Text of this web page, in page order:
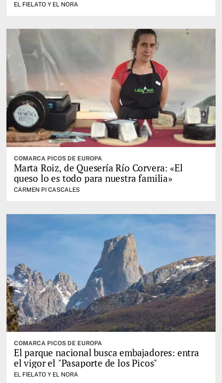
EL FIELATO Y EL NORA
COMARCA PICOS DE EUROPA
Marta Roiz, de Quesería Río Corvera: «El
queso lo es todo para nuestra familia»
CARMEN PI CASCALES
COMARCA PICOS DE EUROPA
El parque nacional busca embajadores: entra
el vigor el "Pasaporte de los Picos"
EL FIELATO Y EL NORA